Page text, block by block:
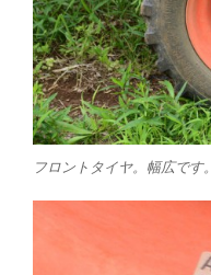
フロントタイヤ。幅広です。